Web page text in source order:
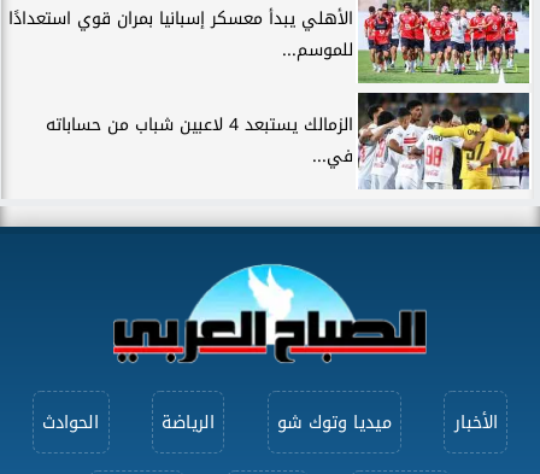
الأهلي يبدأ معسكر إسبانيا بمران قوي استعدادًا
للموسم...
الزمالك يستبعد 4 لاعبين شباب من حساباته
في...
الأخبار ميديا وتوك شو الرياضة الحوادث